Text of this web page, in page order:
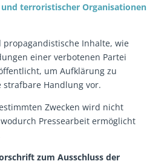
terroristischer Organisationen
propagandistische Inhalte, wie
einer verbotenen Partei
um Aufklärung zu
Handlung vor.
Zwecken wird nicht
Pressearbeit ermöglicht
zum Ausschluss der